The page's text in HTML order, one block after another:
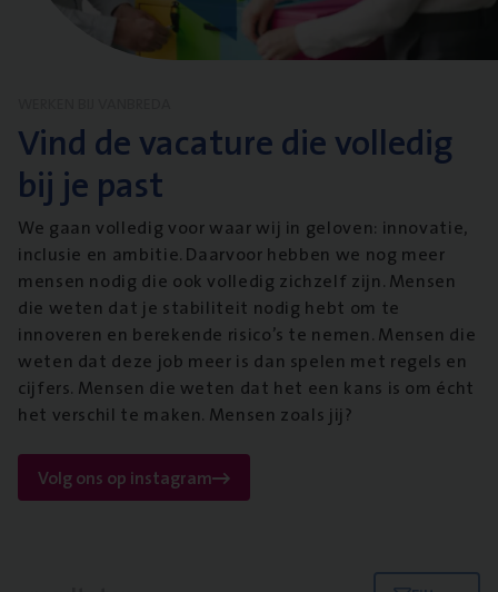
Vind de vacature die volledig
bij je past
We gaan volledig voor waar wij in geloven: innovatie,
inclusie en ambitie. Daarvoor hebben we nog meer
mensen nodig die ook volledig zichzelf zijn. Mensen
die weten dat je stabiliteit nodig hebt om te
innoveren en berekende risico’s te nemen. Mensen die
weten dat deze job meer is dan spelen met regels en
cijfers. Mensen die weten dat het een kans is om écht
het verschil te maken. Mensen zoals jij?
Volg ons op instagram